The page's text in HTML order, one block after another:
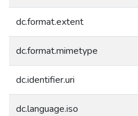
dc.format.extent
dc.format.mimetype
dc.identifier.uri
dc.language.iso